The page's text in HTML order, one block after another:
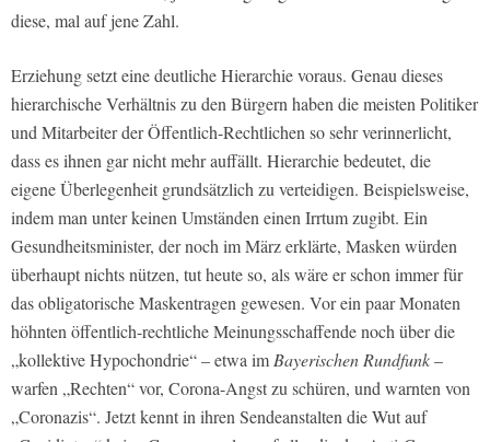
diese, mal auf jene Zahl.
Erziehung setzt eine deutliche Hierarchie voraus. Genau dieses
hierarchische Verhältnis zu den Bürgern haben die meisten Politiker
und Mitarbeiter der Öffentlich-Rechtlichen so sehr verinnerlicht,
dass es ihnen gar nicht mehr auffällt. Hierarchie bedeutet, die
eigene Überlegenheit grundsätzlich zu verteidigen. Beispielsweise,
indem man unter keinen Umständen einen Irrtum zugibt. Ein
Gesundheitsminister, der noch im März erklärte, Masken würden
überhaupt nichts nützen, tut heute so, als wäre er schon immer für
das obligatorische Maskentragen gewesen. Vor ein paar Monaten
höhnten öffentlich-rechtliche Meinungsschaffende noch über die
„kollektive Hypochondrie“ – etwa imBayerischen Rundfunk–
warfen „Rechten“ vor, Corona-Angst zu schüren, und warnten von
„Coronazis“. Jetzt kennt in ihren Sendeanstalten die Wut auf